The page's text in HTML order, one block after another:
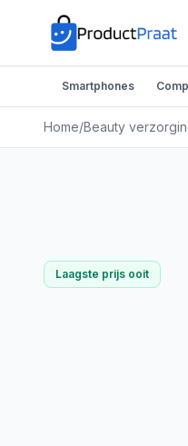
Smartphones
Home/Beauty
Laagste prijs ooit